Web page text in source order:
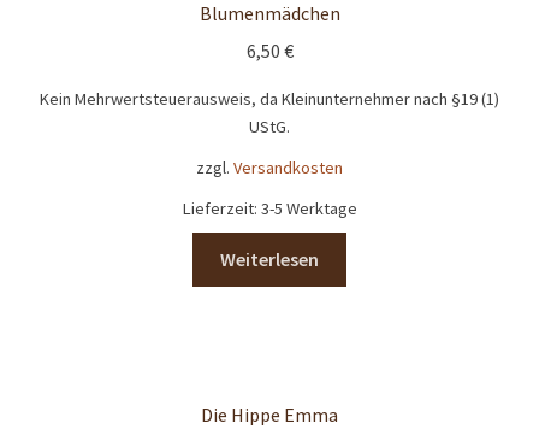
Impressum
LandingPage_LC_Bildgross
Blumenmädchen
6,50 €
Kein Mehrwertsteuerausweis, da Kleinunternehmer nach §19 (1)
UStG.
zzgl. Versandkosten
Lieferzeit: 3-5 Werktage
Weiterlesen
Die Hippe Emma